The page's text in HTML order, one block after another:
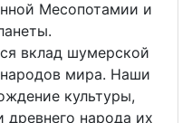
Месопотамии и
вклад шумерской
мира. Наши
культуры,
древнего народа их